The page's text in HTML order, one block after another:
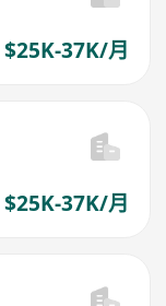
$25K-37K/月
$25K-37K/月